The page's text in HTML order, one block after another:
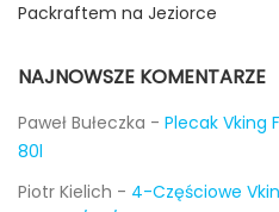
Packraftem na Jeziorce
NAJNOWSZE KOMENTARZE
Paweł Bułeczka - Plecak Vking
80l
Piotr Kielich - 4-Częściowe